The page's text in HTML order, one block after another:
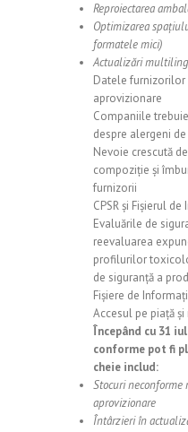
Reproiectarea
Optimizarea
formatele mici)
Actualizări
Datele furnizorilor
aprovizionare
Companiile
despre alergeni
Nevoie crescută
compoziție și
furnizorii
CPSR și Fișierul
Evaluările de
reevaluarea
profilurilor
de siguranță a
Fișiere de
Accesul pe piață
Începând cu 31
conforme pot fi
cheie includ:
Stocuri
aprovizionare
Întârzieri în